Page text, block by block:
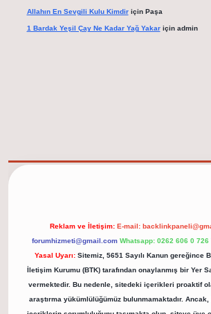
Allahın En Sevgili Kulu Kimdiriçin Paşa
1 Bardak Yeşil Çay Ne Kadar Yağ Yakariçin admin
Reklam ve İletişim: E-mail:
forumhizmeti@gmail.com Whatsapp: 0262 606 0 726
Yasal Uyarı: Sitemiz, 5651 Sayılı Kanun gereğince
İletişim Kurumu (BTK) tarafından onaylanmış bir Yer
vermektedir. Bu nedenle, sitedeki içerikleri proaktif
araştırma yükümlülüğümüz bulunmamaktadır. Ancak,